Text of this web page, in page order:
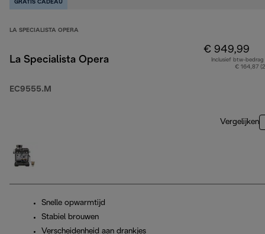
GRATIS CADEAU
LA SPECIALISTA OPERA
La Specialista Opera
EC9555.M
€ 949,99
Inclusief btw-bedrag
€ 164,87
Vergelijken
Snelle opwarmtijd
Stabiel brouwen
Verscheidenheid aan drankjes